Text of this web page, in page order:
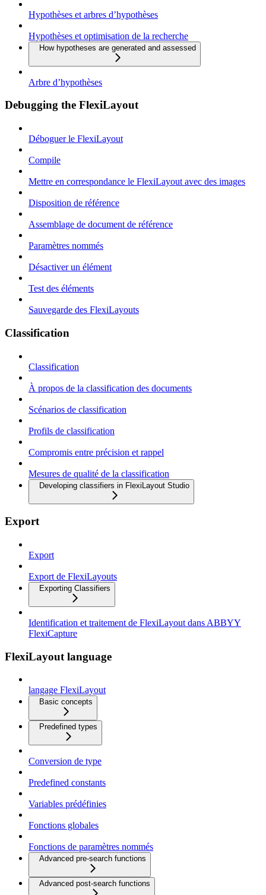
Hypothèses et arbres d’hypothèses
Hypothèses et optimisation de la recherche
How hypotheses are generated and assessed
Arbre d’hypothèses
Debugging the FlexiLayout
Déboguer le FlexiLayout
Compile
Mettre en correspondance le FlexiLayout avec des images
Disposition de référence
Assemblage de document de référence
Paramètres nommés
Désactiver un élément
Test des éléments
Sauvegarde des FlexiLayouts
Classification
Classification
À propos de la classification des documents
Scénarios de classification
Profils de classification
Compromis entre précision et rappel
Mesures de qualité de la classification
Developing classifiers in FlexiLayout Studio
Export
Export
Export de FlexiLayouts
Exporting Classifiers
Identification et traitement de FlexiLayout dans ABBYY
FlexiCapture
FlexiLayout language
langage FlexiLayout
Basic concepts
Predefined types
Conversion de type
Predefined constants
Variables prédéfinies
Fonctions globales
Fonctions de paramètres nommés
Advanced pre-search functions
Advanced post-search functions